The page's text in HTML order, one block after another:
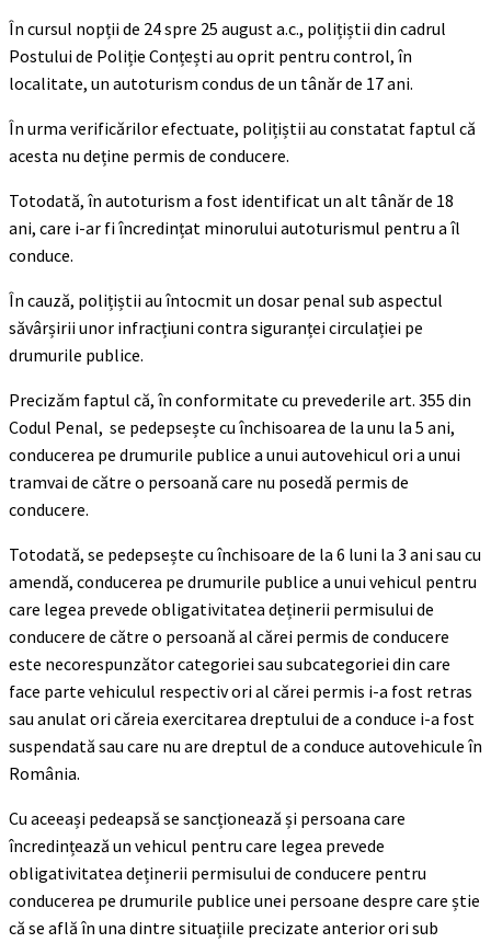
În cursul nopții de 24 spre 25 august a.c., polițiștii din cadrul
Postului de Poliție Conțești au oprit pentru control, în
localitate, un autoturism condus de un tânăr de 17 ani.
În urma verificărilor efectuate, polițiștii au constatat faptul că
acesta nu deține permis de conducere.
Totodată, în autoturism a fost identificat un alt tânăr de 18
ani, care i-ar fi încredințat minorului autoturismul pentru a îl
conduce.
În cauză, polițiștii au întocmit un dosar penal sub aspectul
săvârșirii unor infracțiuni contra siguranței circulației pe
drumurile publice.
Precizăm faptul că, în conformitate cu prevederile art. 355 din
Codul Penal, se pedepsește cu închisoarea de la unu la 5 ani,
conducerea pe drumurile publice a unui autovehicul ori a unui
tramvai de către o persoană care nu posedă permis de
conducere.
Totodată, se pedepsește cu închisoare de la 6 luni la 3 ani sau cu
amendă, conducerea pe drumurile publice a unui vehicul pentru
care legea prevede obligativitatea deținerii permisului de
conducere de către o persoană al cărei permis de conducere
este necorespunzător categoriei sau subcategoriei din care
face parte vehiculul respectiv ori al cărei permis i-a fost retras
sau anulat ori căreia exercitarea dreptului de a conduce i-a fost
suspendată sau care nu are dreptul de a conduce autovehicule în
România.
Cu aceeași pedeapsă se sancționează și persoana care
încredințează un vehicul pentru care legea prevede
obligativitatea deținerii permisului de conducere pentru
conducerea pe drumurile publice unei persoane despre care știe
că se află în una dintre situațiile precizate anterior ori sub